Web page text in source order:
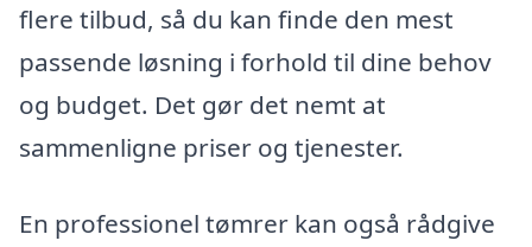
flere tilbud, så du kan finde den mest
passende løsning i forhold til dine behov
og budget. Det gør det nemt at
sammenligne priser og tjenester.
En professionel tømrer kan også rådgive